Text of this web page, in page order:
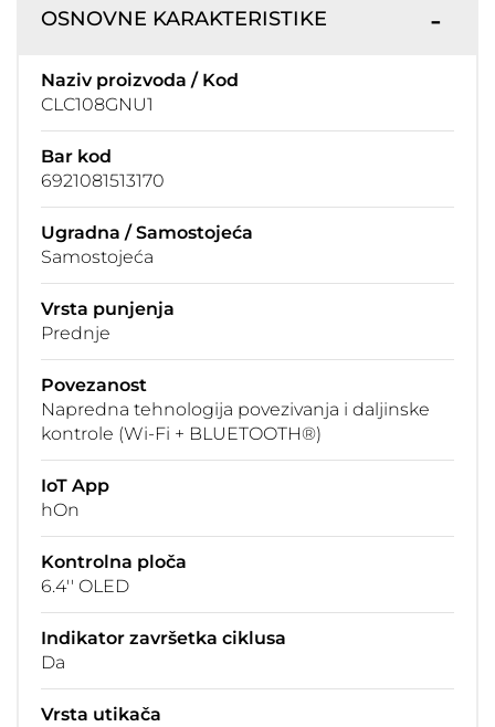
OSNOVNE KARAKTERISTIKE
Naziv proizvoda / Kod
CLC108GNU1
Bar kod
6921081513170
Ugradna / Samostojeća
Samostojeća
Vrsta punjenja
Prednje
Povezanost
Napredna tehnologija povezivanja i daljinske
kontrole (Wi-Fi + BLUETOOTH®)
IoT App
hOn
Kontrolna ploča
6.4'' OLED
Indikator završetka ciklusa
Da
Vrsta utikača